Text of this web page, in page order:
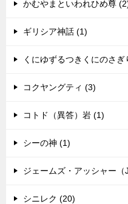
かむやまといわれひめ尊
ギリシア神話 (1)
くにゆずるつきくにのさぎ
コクヤングティ (3)
コトド（異答）岩 (1)
シーの神 (1)
ジェームズ・アッシャー
シニレク (20)